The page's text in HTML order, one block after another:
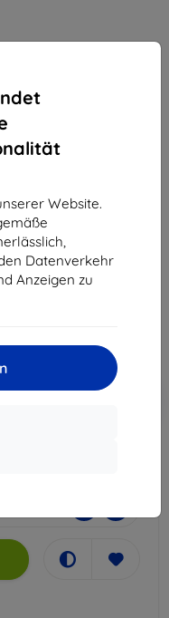
Website.
Datenverkehr
Anzeigen zu
Schutzfilm für
In den